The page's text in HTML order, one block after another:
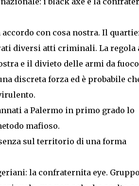
con cosa nostra. Il
diversi atti criminali. La regola
e il divieto delle armi da
discreta forza ed è probabile
a Palermo in primo grado lo
mafioso.
sul territorio di una forma
la confraternita eye. Gruppo